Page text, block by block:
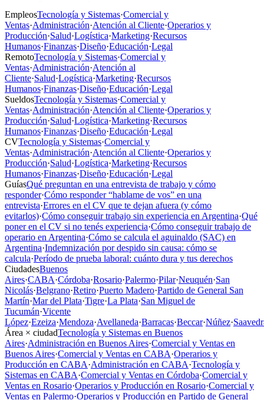
EmpleosTecnología y Sistemas·Comercial y
Ventas·Administración·Atención al Cliente·Operarios y
Producción·Salud·Logística·Marketing·Recursos
Humanos·Finanzas·Diseño·Educación·Legal
RemotoTecnología y Sistemas·Comercial y
Ventas·Administración·Atención al
Cliente·Salud·Logística·Marketing·Recursos
Humanos·Finanzas·Diseño·Educación·Legal
SueldosTecnología y Sistemas·Comercial y
Ventas·Administración·Atención al Cliente·Operarios y
Producción·Salud·Logística·Marketing·Recursos
Humanos·Finanzas·Diseño·Educación·Legal
CVTecnología y Sistemas·Comercial y
Ventas·Administración·Atención al Cliente·Operarios y
Producción·Salud·Logística·Marketing·Recursos
Humanos·Finanzas·Diseño·Educación·Legal
GuíasQué preguntan en una entrevista de trabajo y cómo
responder·Cómo responder “hablame de vos” en una
entrevista·Errores en el CV que te dejan afuera (y cómo
evitarlos)·Cómo conseguir trabajo sin experiencia en Argentina·Qué
poner en el CV si no tenés experiencia·Cómo conseguir trabajo de
operario en Argentina·Cómo se calcula el aguinaldo (SAC) en
Argentina·Indemnización por despido sin causa: cómo se
calcula·Período de prueba laboral: cuánto dura y tus derechos
CiudadesBuenos
Aires·CABA·Córdoba·Rosario·Palermo·Pilar·Neuquén·San
Nicolás·Belgrano·Retiro·Puerto Madero·Partido de General San
Martín·Mar del Plata·Tigre·La Plata·San Miguel de
Tucumán·Vicente
López·Ezeiza·Mendoza·Avellaneda·Barracas·Beccar·Núñez·
Área × ciudadTecnología y Sistemas en Buenos
Aires·Administración en Buenos Aires·Comercial y Ventas en
Buenos Aires·Comercial y Ventas en CABA·Operarios y
Producción en CABA·Administración en CABA·Tecnología y
Sistemas en CABA·Comercial y Ventas en Córdoba·Comercial y
Ventas en Rosario·Operarios y Producción en Rosario·Comercial y
Ventas en Palermo·Operarios y Producción en Partido de General